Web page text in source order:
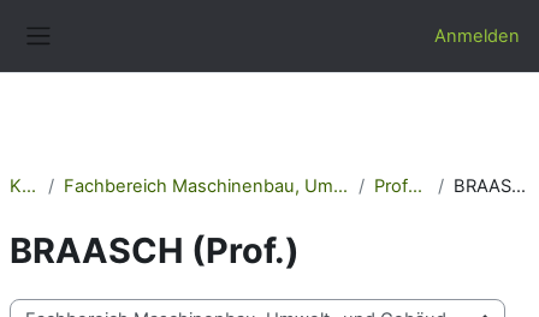
Anmelden
Kurse Fachbereich Maschinenbau, Umwelt- und Gebäudetechnik Professoren BRAASCH (Prof.)
BRAASCH (Prof.)